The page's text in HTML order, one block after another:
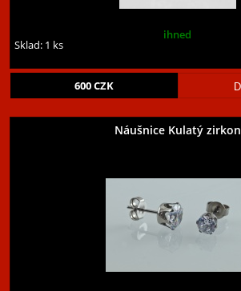
ihned
Sklad: 1 ks
600CZK
Náušnice Kulatý zirkon